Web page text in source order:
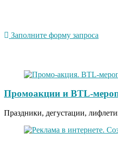
Заполните форму запроса
Промоакции и BTL-
Праздники, дегустации,